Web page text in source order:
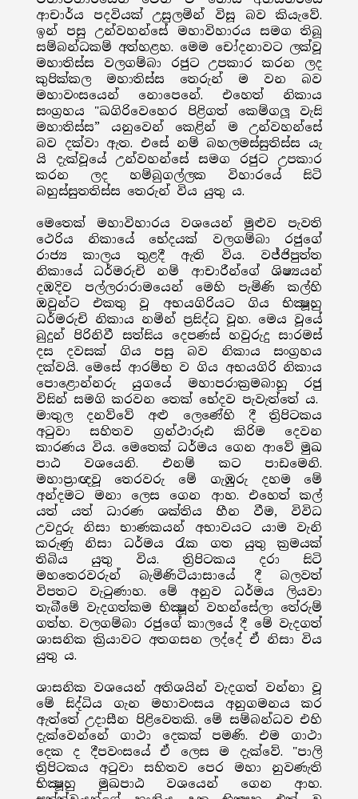
ආචාර්ය පදවියක් උසුලමින් විසූ බව කියැවේ.
ඉන් පසු උන්වහන්සේ මහාවිහාරය සමග තිබූ
සම්බන්ධකම් අත්හළහ. මෙම චෝදනාවට ලක්වූ
මහාතිස්ස වලගම්බා රජුට උපකාර කරන ලද
කුපික්කල මහාතිස්ස තෙරුන් ම වන බව
මහාවංසයෙන් නොපෙනේ. එහෙත් නිකාය
සංග්‍රහය "ඛගිරිවෙහෙර පිළිගත් කෙම්ගලූ වැසි
මහාතිස්ස” යනුවෙන් කෙළින් ම උන්වහන්සේ
බව දක්වා ඇත. එසේ නම් බහලමස්සුතිස්ස යැ
යි දැක්වූයේ උන්වහන්සේ සමග රජුට උපකාර
කරන ලද හම්බුගල්ලක විහාරයේ සිටි
බහුස්සුතතිස්ස තෙරුන් විය යුතු ය.
මෙතෙක් මහාවිහාරය වශයෙන් මුළුව පැවති
ථෙරිය නිකායේ භේදයක් වලගම්බා රජුගේ
රාජ්‍ය කාලය තුළදී ඇති විය. වජ්ජිපුත්ත
නිකායේ ධර්මරුචි නම් ආචාරීන්ගේ ශිෂ්‍යයන්
දඹදිව පල්ලරාරාමයෙන් මෙහි පැමිණි කල්හි
ඔවුන්ට එකතු වූ අභයගිරියට ගිය භික්‍ෂූහු
ධර්මරුචි නිකාය නමින් ප්‍රසිද්ධ වූහ. මෙය වූයේ
බුදුන් පිරිනිවී සත්සිය දෙපණස් හවුරුදු සාරමස්
දස දවසක් ගිය පසු බව නිකාය සංග්‍රහය
දක්වයි. මෙසේ ආරම්භ ව ගිය අභයගිරි නිකාය
පොළොන්නරු යුගයේ මහාපරාක්‍රමබාහු රජු
විසින් සමගි කරවන තෙක් භේදව පැවැත්තේ ය.
මාතුල දනව්වේ අළු ලෙණේහි දී ත්‍රිපිටකය
අටුවා සහිතව ග්‍රන්ථාරූඪ කිරිම දෙවන
කාරණය විය. මෙතෙක් ධර්මය ගෙන ආවේ මුඛ
පාඨ වශයෙනි. එනම් කට පාඩමෙනි.
මහාප්‍රාඥවූ තෙරවරු මේ ගැඹුරු දහම මේ
අන්දමට මනා ලෙස ගෙන ආහ. එහෙත් කල්
යත් යත් ධාරණ ශක්තිය හීන වීම, විවිධ
උවදුරු නිසා භාණකයන් අභාවයට යාම වැනි
කරුණු නිසා ධර්මය රැක ගත යුතු ක්‍රමයක්
තිබිය යුතු විය. ත්‍රිපිටකය දරා සිටි
මහතෙරවරුන් බැමිණිටියාසායේ දී බලවත්
විපතට වැටුණාහ. මේ අනුව ධර්මය ලියවා
තැබීමේ වැදගත්කම භික්‍ෂූන් වහන්සේලා තේරුම්
ගත්හ. වලගම්බා රජුගේ කාලයේ දී මේ වැදගත්
ශාසනික ක්‍රියාවට අතගසන ලද්දේ ඒ නිසා විය
යුතු ය.
ශාසනික වශයෙන් අතිශයින් වැදගත් වන්නා වූ
මේ සිද්ධිය ගැන මහාවංසය අනුගමනය කර
ඇත්තේ උදාසීන පිළිවෙතකි. මේ සම්බන්ධව එහි
දැක්වෙන්නේ ගාථා දෙකක් පමණි. එම ගාථා
දෙක ද දීපවංසයේ ඒ ලෙස ම දැක්වේ. "පාලි
ත්‍රිපිටකය අටුවා සහිතව පෙර මහා නුවණැති
භික්‍ෂූහු මුඛපාඨ වශයෙන් ගෙන ආහ.